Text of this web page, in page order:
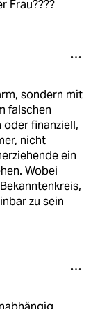
Frau????
sondern mit
falschen
finanziell,
nicht
ein
Wobei
zu sein